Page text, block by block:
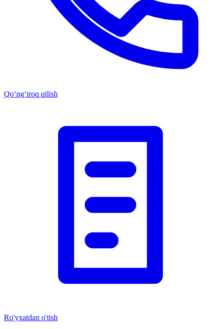
Qo‘ng‘iroq qilish
Ro'yxatdan o'tish